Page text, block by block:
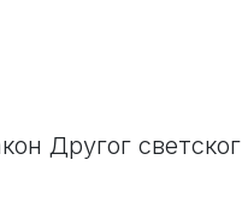
Другог светског